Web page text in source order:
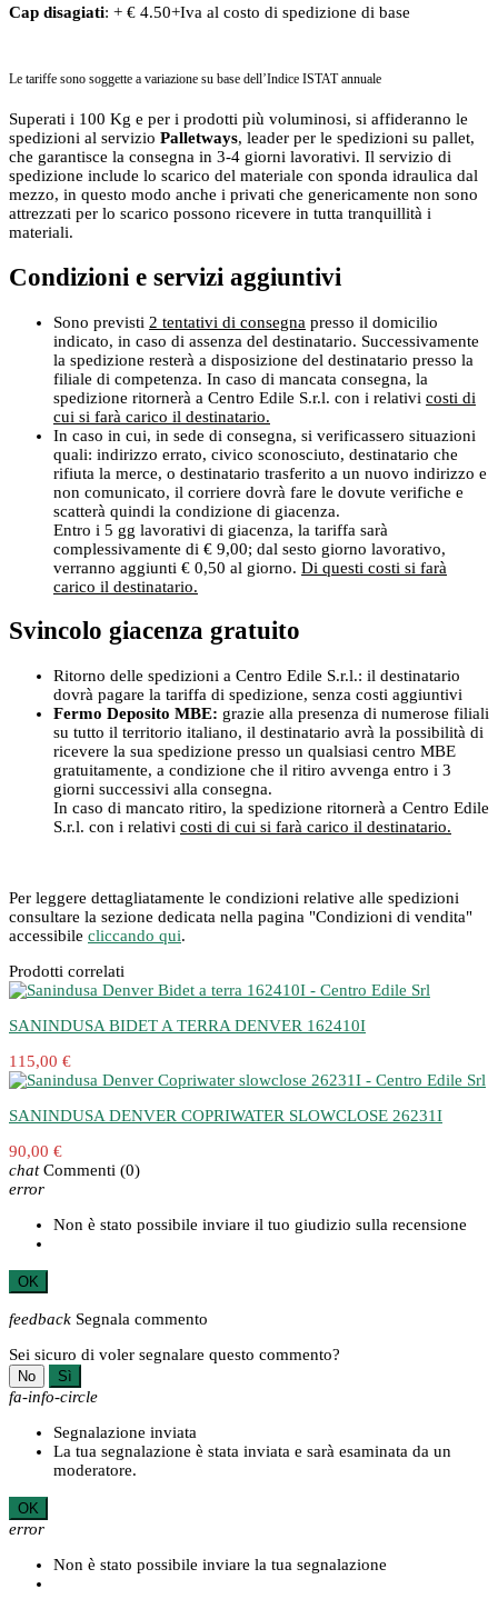
Cap disagiati: + € 4.50+Iva al costo di spedizione di base
Le tariffe sono soggette a variazione su base dell’Indice ISTAT annuale
Superati i 100 Kg e per i prodotti più voluminosi, si affideranno le
spedizioni al servizio Palletways, leader per le spedizioni su pallet,
che garantisce la consegna in 3-4 giorni lavorativi. Il servizio di
spedizione include lo scarico del materiale con sponda idraulica dal
mezzo, in questo modo anche i privati che genericamente non sono
attrezzati per lo scarico possono ricevere in tutta tranquillità i
materiali.
Condizioni e servizi aggiuntivi
Sono previsti 2 tentativi di consegna presso il domicilio
indicato, in caso di assenza del destinatario. Successivamente
la spedizione resterà a disposizione del destinatario presso la
filiale di competenza. In caso di mancata consegna, la
spedizione ritornerà a Centro Edile S.r.l. con i relativi costi di
cui si farà carico il destinatario.
In caso in cui, in sede di consegna, si verificassero situazioni
quali: indirizzo errato, civico sconosciuto, destinatario che
rifiuta la merce, o destinatario trasferito a un nuovo indirizzo e
non comunicato, il corriere dovrà fare le dovute verifiche e
scatterà quindi la condizione di giacenza.
Entro i 5 gg lavorativi di giacenza, la tariffa sarà
complessivamente di € 9,00; dal sesto giorno lavorativo,
verranno aggiunti € 0,50 al giorno. Di questi costi si farà
carico il destinatario.
Svincolo giacenza gratuito
Ritorno delle spedizioni a Centro Edile S.r.l.: il destinatario
dovrà pagare la tariffa di spedizione, senza costi aggiuntivi
Fermo Deposito MBE: grazie alla presenza di numerose filiali
su tutto il territorio italiano, il destinatario avrà la possibilità di
ricevere la sua spedizione presso un qualsiasi centro MBE
gratuitamente, a condizione che il ritiro avvenga entro i 3
giorni successivi alla consegna.
In caso di mancato ritiro, la spedizione ritornerà a Centro Edile
S.r.l. con i relativi costi di cui si farà carico il destinatario.
Per leggere dettagliatamente le condizioni relative alle spedizioni
consultare la sezione dedicata nella pagina "Condizioni di vendita"
accessibile cliccando qui.
Prodotti correlati
SANINDUSA BIDET A TERRA DENVER 162410I
115,00 €
SANINDUSA DENVER COPRIWATER SLOWCLOSE 26231I
90,00 €
chat Commenti (0)
error
Non è stato possibile inviare il tuo giudizio sulla recensione
OK
feedback Segnala commento
Sei sicuro di voler segnalare questo commento?
No Sì
fa-info-circle
Segnalazione inviata
La tua segnalazione è stata inviata e sarà esaminata da un
moderatore.
OK
error
Non è stato possibile inviare la tua segnalazione